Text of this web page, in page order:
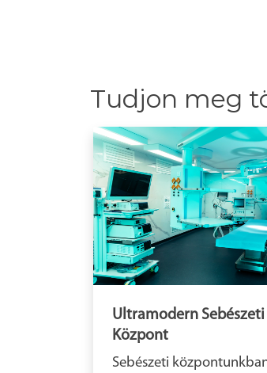
Tudjon meg
Ultramodern
Központ
Sebészeti